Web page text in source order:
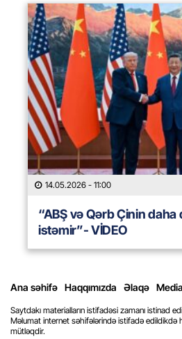
14.05.2026 - 11:00
“ABŞ və Qərb Çinin
istəmir”- VİDEO
Ana səhifə Haqqımızda Əlaqə
Saytdakı materialların istifadəsi zamanı istinad
Məlumat internet səhifələrində istifadə edildikdə
mütləqdir.